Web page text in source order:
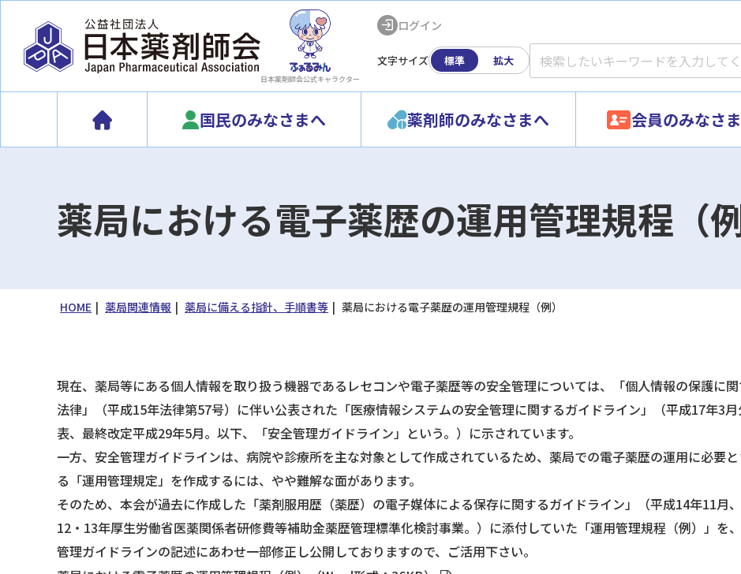
日本薬剤師会公式キャラクター
ログイン
文字サイズ 標準 拡大
国民のみなさまへ 薬剤師のみなさまへ 会員のみなさ
薬局における電子薬歴の運用管理規程（例
HOME 薬局関連情報 薬局に備える指針、手順書等 薬局における電子薬歴の運用管理規程（例）
現在、薬局等にある個人情報を取り扱う機器であるレセコンや電子薬歴等の安全管理については、「個人情報の保護に関
法律」（平成15年法律第57号）に伴い公表された「医療情報システムの安全管理に関するガイドライン」（平成17年3月
表、最終改定平成29年5月。以下、「安全管理ガイドライン」という。）に示されています。
一方、安全管理ガイドラインは、病院や診療所を主な対象として作成されているため、薬局での電子薬歴の運用に必要
る「運用管理規定」を作成するには、やや難解な面があります。
そのため、本会が過去に作成した「薬剤服用歴（薬歴）の電子媒体による保存に関するガイドライン」（平成14年11月
12・13年厚生労働省医薬関係者研修費等補助金薬歴管理標準化検討事業。）に添付していた「運用管理規程（例）」を
管理ガイドラインの記述にあわせ一部修正し公開しておりますので、ご活用下さい。